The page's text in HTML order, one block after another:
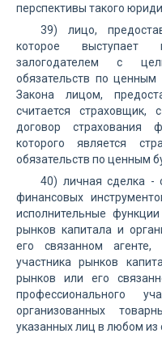
перспективы такого
39) лицо,
которое выступает
залогодателем с
обязательств по
Закона лицом,
считается страховщик,
договор страхования
которого является
обязательств по ценным
40) личная сделка -
финансовых
исполнительные
рынков капитала и
его связанном агенте,
участника рынков
рынков или его
профессионального
организованных
указанных лиц в любом